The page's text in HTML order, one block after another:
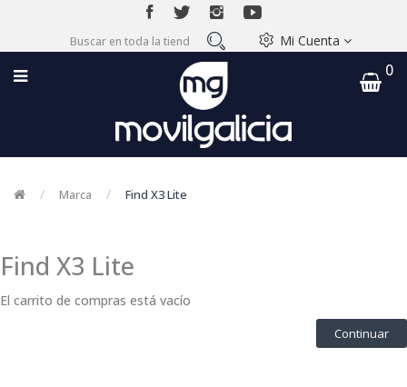
Mi Cuenta
0
Marca Find X3 Lite
Find X3 Lite
El carrito de compras está vacío
Continuar